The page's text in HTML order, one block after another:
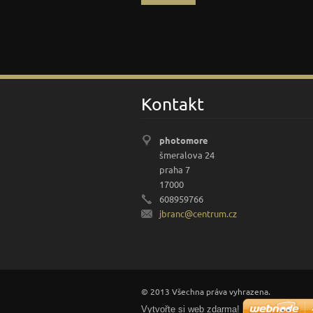
Kontakt
photomore
šmeralova 24
praha 7
17000
608959766
jbranc@centrum.cz
© 2013 Všechna práva vyhrazena.
Vytvořte si web zdarma!